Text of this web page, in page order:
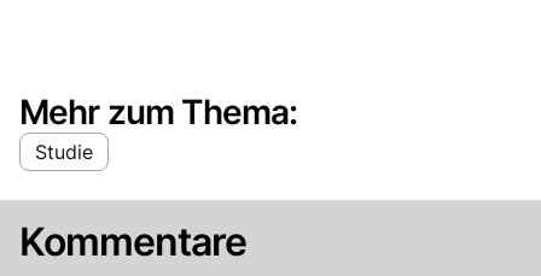
Mehr zum Thema:
Studie
Kommentare